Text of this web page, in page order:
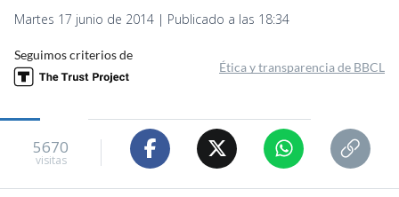
Martes 17 junio de 2014 | Publicado a las 18:34
Seguimos criterios de
Ética y transparencia de BBCL
5670
visitas